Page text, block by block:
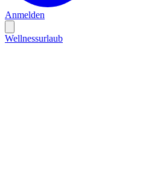
Anmelden
Wellnessurlaub